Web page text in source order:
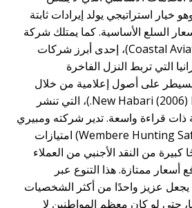
استراتيجي يولد إيرادات ثابتة
الأساسية. كما يمتلك شركة
كوستال للطيران (Coastal Aviation)، إحدى أبرز شركات
تربط النزل الفاخرة
على أصول إعلامية من خلال
شركة نيوز هاباري (New Habari (2006) Ltd.)، التي تنشر
قراءة واسعة. تدير شركته ومبيري
لمطاردات الصيد (Wembere Hunting Safaris) امتيازات
من النقد الأجنبي من العملاء
ممتازة. هذا التنوع عبر
عزيز واحدًا من أكثر الشخصيات
حتى لو كان معظم المواطنين لا